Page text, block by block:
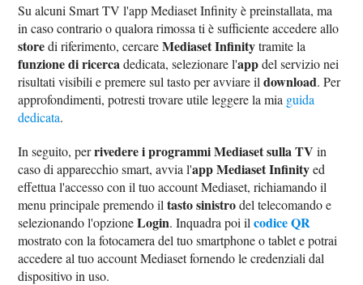
Su alcuni Smart TV l'app Mediaset Infinity è preinstallata, ma
in caso contrario o qualora rimossa ti è sufficiente accedere allo
storedi riferimento, cercareMediaset Infinitytramite la
funzione di ricercadedicata, selezionare l'appdel servizio nei
risultati visibili e premere sul tasto per avviare ildownload. Per
approfondimenti, potresti trovare utile leggere la mia guida
dedicata.
In seguito, perrivedere i programmi Mediaset sulla TV in
caso di apparecchio smart, avvia l'app Mediaset Infinityed
effettua l'accesso con il tuo account Mediaset, richiamando il
menu principale premendo iltasto sinistrodel telecomando e
selezionando l'opzioneLogin. Inquadra poi ilcodice QR
mostrato con la fotocamera del tuo smartphone o tablet e potrai
accedere al tuo account Mediaset fornendo le credenziali dal
dispositivo in uso.